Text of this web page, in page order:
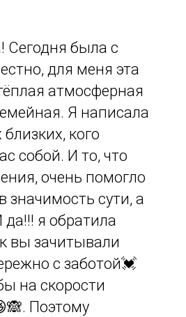
Сегодня была с
для меня эта
атмосферная
Я написала
кого
собой. И то, что
очень помогло
значимость сути, а
да!!! я обратила
вы зачитывали
с заботой💓
на скорости
Поэтому